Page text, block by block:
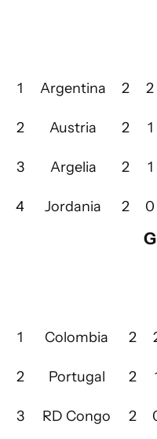
1 Argentina 2 2
2 Austria 2 1
3 Argelia 2 1
4 Jordania 2 0
1 Colombia 2
2 Portugal 2
3 RD Congo 2